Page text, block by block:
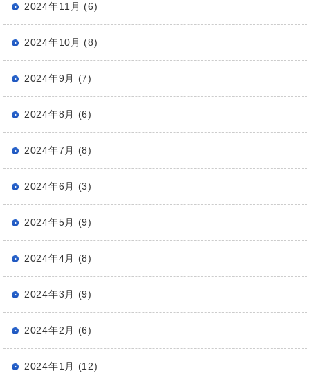
2024年11月 (6)
2024年10月 (8)
2024年9月 (7)
2024年8月 (6)
2024年7月 (8)
2024年6月 (3)
2024年5月 (9)
2024年4月 (8)
2024年3月 (9)
2024年2月 (6)
2024年1月 (12)